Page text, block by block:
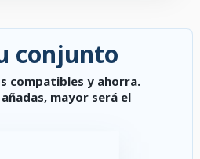
conjunto
compatibles y ahorra.
mayor será el